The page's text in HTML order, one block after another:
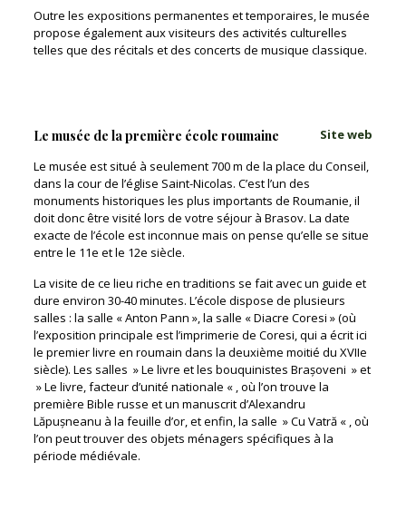
Outre les expositions permanentes et temporaires, le musée
propose également aux visiteurs des activités culturelles
telles que des récitals et des concerts de musique classique.
Le musée de la première école roumaine
Site web
Le musée est situé à seulement 700 m de la place du Conseil,
dans la cour de l’église Saint-Nicolas. C’est l’un des
monuments historiques les plus importants de Roumanie, il
doit donc être visité lors de votre séjour à Brasov. La date
exacte de l’école est inconnue mais on pense qu’elle se situe
entre le 11e et le 12e siècle.
La visite de ce lieu riche en traditions se fait avec un guide et
dure environ 30-40 minutes. L’école dispose de plusieurs
salles : la salle « Anton Pann », la salle « Diacre Coresi » (où
l’exposition principale est l’imprimerie de Coresi, qui a écrit ici
le premier livre en roumain dans la deuxième moitié du XVIIe
siècle). Les salles » Le livre et les bouquinistes Brașoveni » et
» Le livre, facteur d’unité nationale « , où l’on trouve la
première Bible russe et un manuscrit d’Alexandru
Lăpușneanu à la feuille d’or, et enfin, la salle » Cu Vatră « , où
l’on peut trouver des objets ménagers spécifiques à la
période médiévale.